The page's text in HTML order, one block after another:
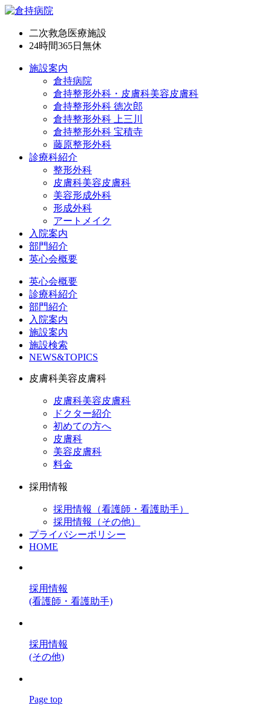
二次救急医療施設
24時間365日 無休
施設案内
倉持病院
倉持整形外科・皮膚科美容皮膚科
倉持整形外科 徳次郎
倉持整形外科 上三川
倉持整形外科 宝積寺
藤原整形外科
診療科紹介
整形外科
皮膚科美容皮膚科
美容形成外科
形成外科
アートメイク
入院案内
部門紹介
英心会概要
英心会概要
診療科紹介
部門紹介
入院案内
施設案内
施設検索
NEWS&TOPICS
皮膚科美容皮膚科
皮膚科美容皮膚科
ドクター紹介
初めての方へ
皮膚科
美容皮膚科
料金
採用情報
採用情報（看護師・看護助手）
採用情報（その他）
プライバシーポリシー
HOME
採用情報
(看護師・看護助手)
採用情報
(その他)
Page top